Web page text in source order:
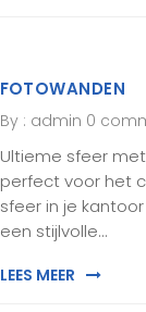
FOTOWANDEN
By : admin 0
Ultieme sfeer
perfect voor het
sfeer in je
een stijlvolle…
LEES MEER